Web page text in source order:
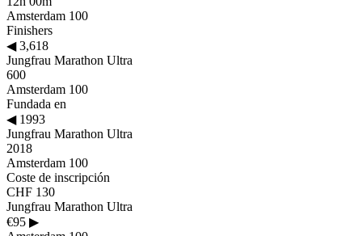
Amsterdam 100
Finishers
◀3,618
Jungfrau Marathon Ultra
600
Amsterdam 100
Fundada en
◀1993
Jungfrau Marathon Ultra
2018
Amsterdam 100
Coste de inscripción
CHF 130
Jungfrau Marathon Ultra
€95 ▶